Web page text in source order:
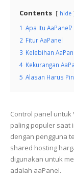
Contents hide
1 Apa Itu AaPanel?
2 Fitur AaPanel
3 Kelebihan
4 Kekurangan
5 Alasan Harus
Control panel untuk
paling populer saat
dengan pengguna
shared hosting
digunakan untuk
adalah aaPanel.